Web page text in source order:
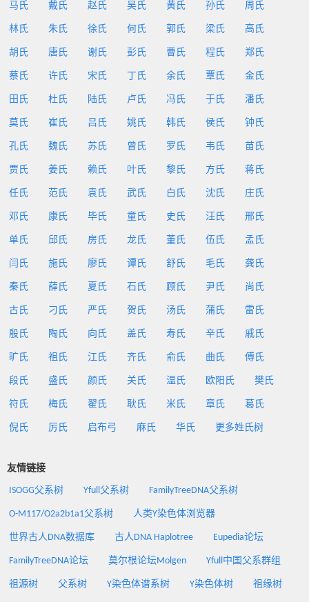
马氏 戴氏 赵氏 吴氏 黄氏 孙氏 周氏
林氏 朱氏 徐氏 何氏 郭氏 梁氏 高氏
胡氏 唐氏 谢氏 彭氏 曹氏 程氏 郑氏
蔡氏 许氏 宋氏 丁氏 余氏 覃氏 金氏
田氏 杜氏 陆氏 卢氏 冯氏 于氏 潘氏
莫氏 崔氏 吕氏 姚氏 韩氏 侯氏 钟氏
孔氏 魏氏 苏氏 曾氏 罗氏 韦氏 苗氏
贾氏 姜氏 赖氏 叶氏 黎氏 方氏 蒋氏
任氏 范氏 袁氏 武氏 白氏 沈氏 庄氏
邓氏 康氏 毕氏 童氏 史氏 汪氏 邢氏
单氏 邱氏 房氏 龙氏 董氏 伍氏 孟氏
闫氏 施氏 廖氏 谭氏 舒氏 毛氏 龚氏
秦氏 薛氏 夏氏 石氏 顾氏 尹氏 尚氏
古氏 刁氏 严氏 贺氏 汤氏 蒲氏 雷氏
殷氏 陶氏 向氏 盖氏 寿氏 辛氏 戚氏
旷氏 祖氏 江氏 齐氏 俞氏 曲氏 傅氏
段氏 盛氏 颜氏 关氏 温氏 欧阳氏 樊氏
符氏 梅氏 翟氏 耿氏 米氏 章氏 葛氏
倪氏 厉氏 启布弓 麻氏 华氏 更多姓氏树
友情链接
ISOGG父系树 Yfull父系树 FamilyTreeDNA父系树
O-M117/O2a2b1a1父系树 人类Y染色体浏览器
世界古人DNA数据库 古人DNA Haplotree Eupedia论坛
FamilyTreeDNA论坛 莫尔根论坛Molgen Yfull中国父系群组
祖源树 父系树 Y染色体谱系树 Y染色体树 祖缘树